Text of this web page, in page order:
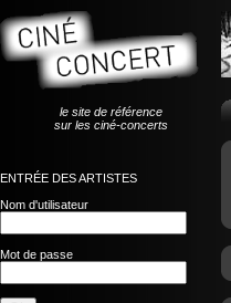
le site de référence
sur les ciné-concerts
ENTRÉE DES ARTISTES
Nom d'utilisateur
Mot de passe